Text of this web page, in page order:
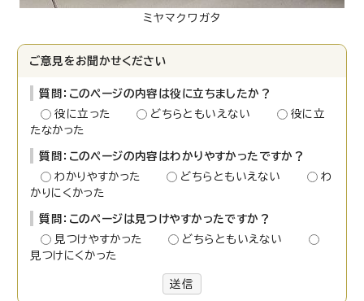
ミヤマクワガタ
ご意見をお聞かせください
質問：このページの内容は役に立ちましたか？
役に立った
どちらともいえない
役に立
たなかった
質問：このページの内容はわかりやすかったですか？
わかりやすかった
どちらともいえない
わ
かりにくかった
質問：このページは見つけやすかったですか？
見つけやすかった
どちらともいえない
見つけにくかった
送信